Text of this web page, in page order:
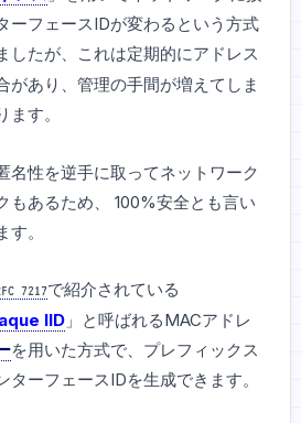
ーフェースIDが変わるという方式
したが、これは定期的にアドレス
があり、管理の手間が増えてしま
す。
名性を逆手に取ってネットワーク
もあるため、 100%安全とも言い
。
7217で紹介されている
IID 」と呼ばれるMACアドレ
を用いた方式で、プレフィックス
ターフェースIDを生成できます。